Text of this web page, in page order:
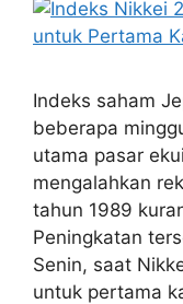
Indeks saham
beberapa
utama pasar
mengalahkan
tahun 1989
Peningkatan
Senin, saat
untuk pertama